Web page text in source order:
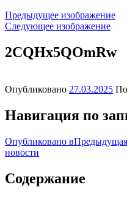
Предыдущее изображение
Следующее изображение
2CQHx5QOmRw
Опубликовано 27.03.2025
Навигация по
Опубликовано вПредыдущая
новости
Содержание